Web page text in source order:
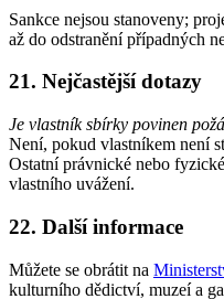
Sankce nejsou stanoveny;
až do odstranění případných
21. Nejčastější dotazy
Je vlastník sbírky povinen
Není, pokud vlastníkem není
Ostatní právnické nebo
vlastního uvážení.
22. Další informace
Můžete se obrátit na
kulturního dědictví, muzeí a